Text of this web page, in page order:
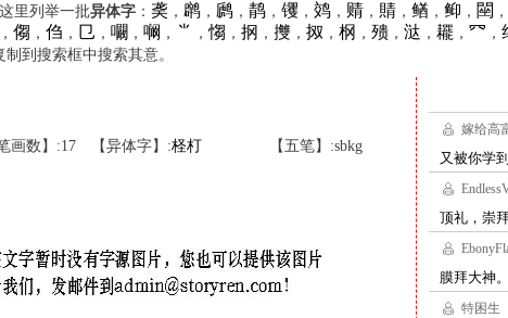
里列举一批异体字： 䶮 ， 䴙， 䴘， 䴖， 䦆， 䴔， 䞍， 䝼， 䲡 ， 䲟 ， 䦟 ，
， 㑳 ， 㑇 ， 㔾 ， 㘚 ， 㘎 ， ⺌ ， 㥮 ， 㧏 ， 㩳， 㧐 ， 㭎 ， 㱮， 㳠 ， 䎱 ， ⺳ ，
制到搜索框中搜索其意。
画数】:17 【异体字】:柽朾 【五笔】:sbkg